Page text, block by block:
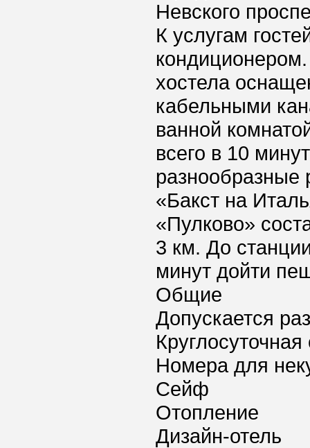
Невского
К услугам
хостела
кабельными
ванной
всего в 10
разнообразные
«Бакст на
«Пулково»
3 км. До
минут дойти
Общие
Допускается
Номера для
Сейф
Отопление
Дизайн-отель